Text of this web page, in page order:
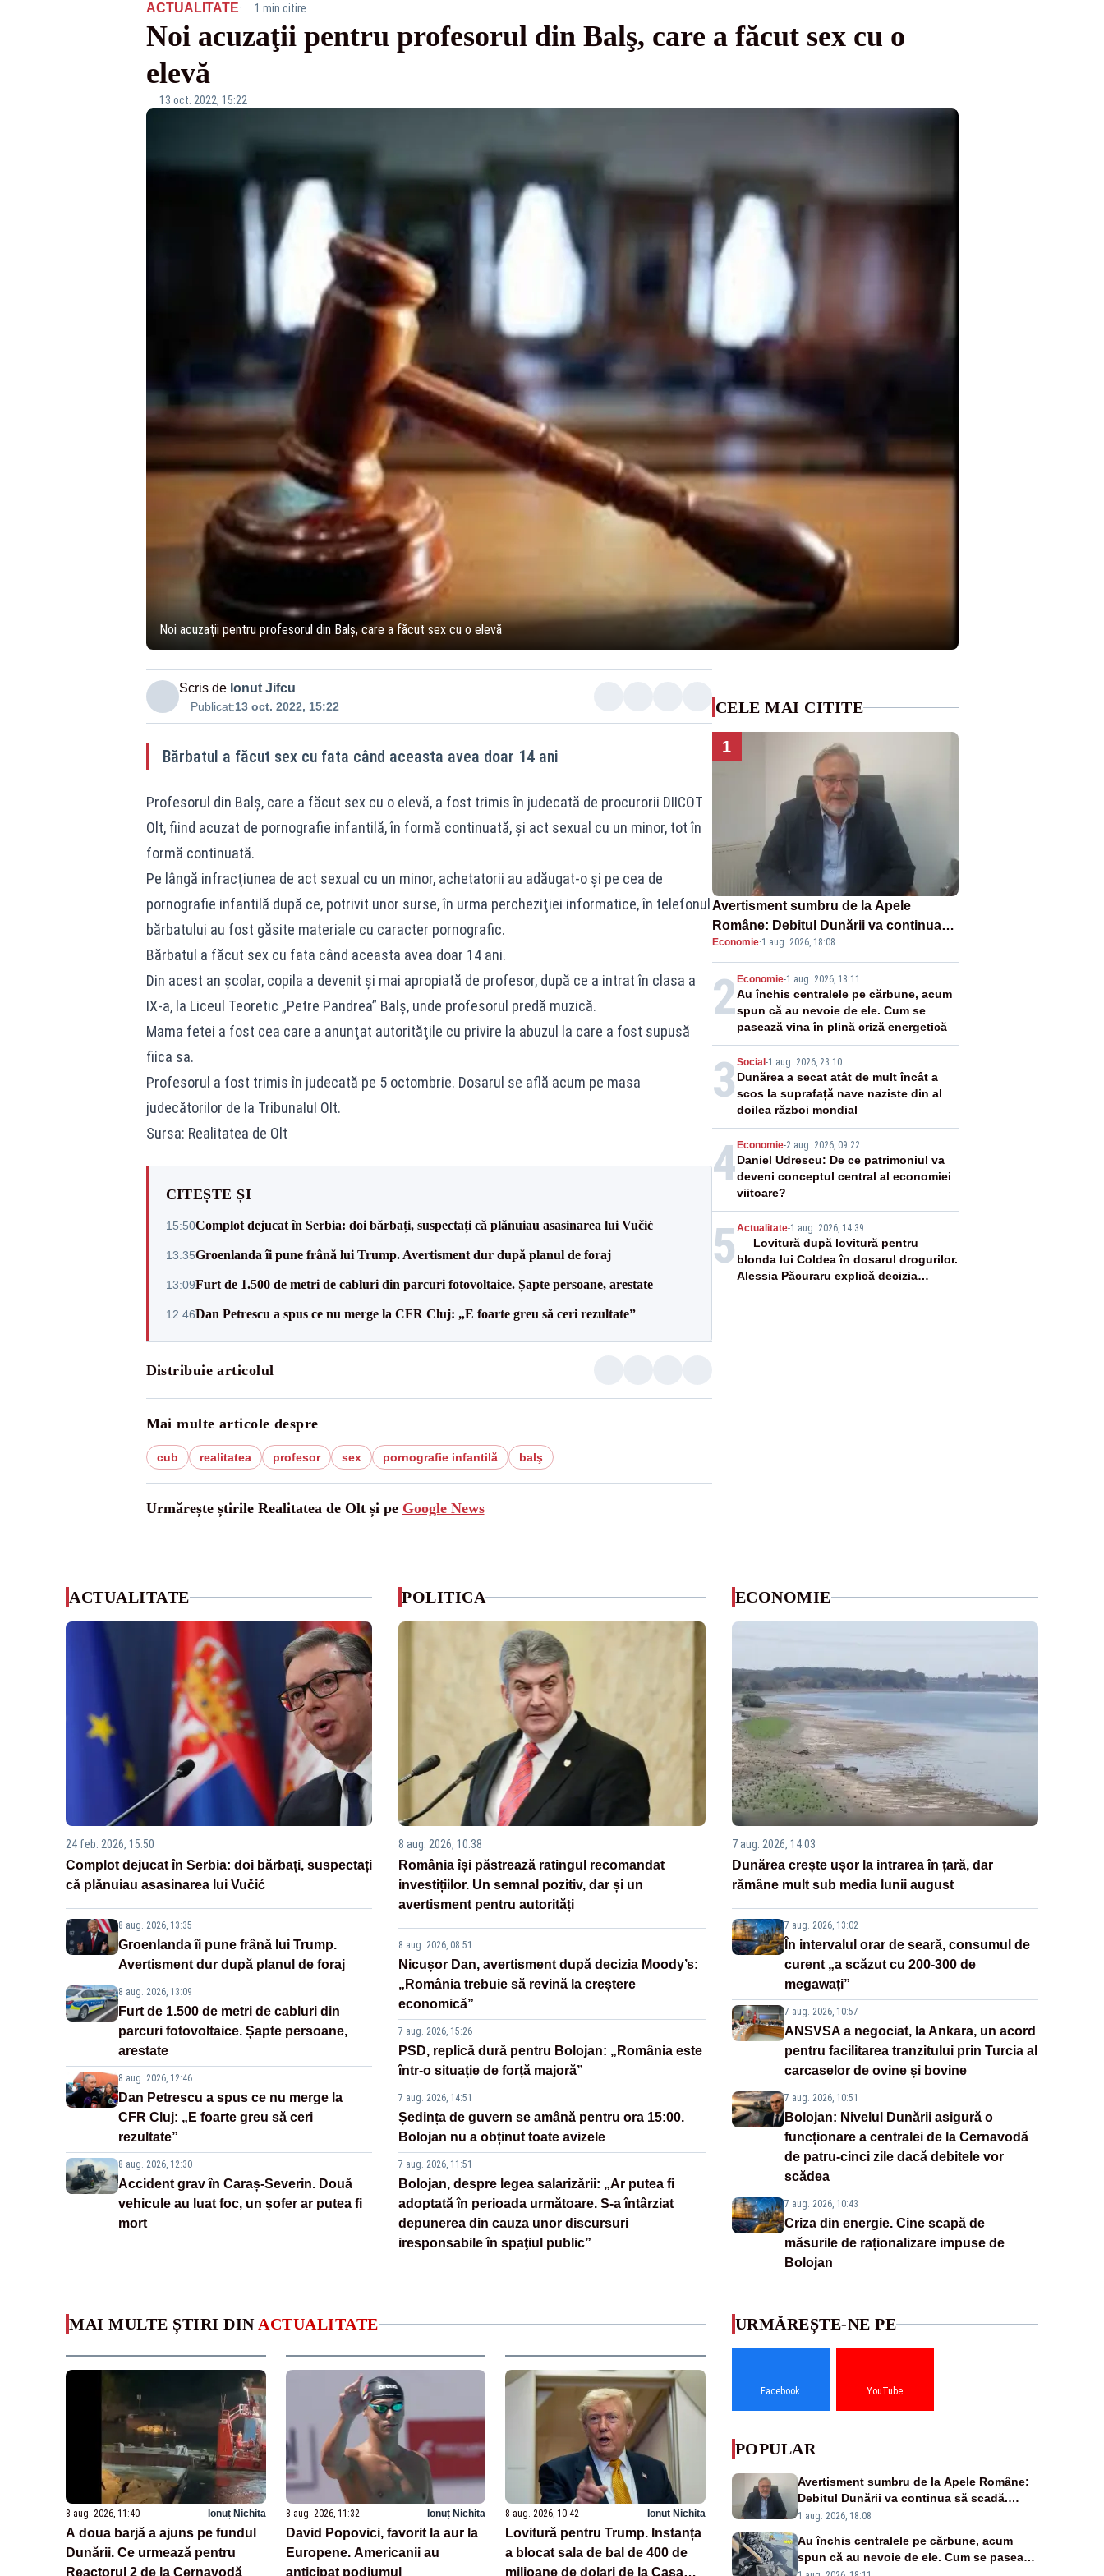
ACTUALITATE· 1 min citire
Noi acuzaţii pentru profesorul din Balş, care a făcut sex cu o
elevă
13 oct. 2022, 15:22
Noi acuzaţii pentru profesorul din Balş, care a făcut sex cu o elevă
Scris de Ionut Jifcu
Publicat:13 oct. 2022, 15:22
Bărbatul a făcut sex cu fata când aceasta avea doar 14 ani
Profesorul din Balş, care a făcut sex cu o elevă, a fost trimis în judecată de procurorii DIICOT
Olt, fiind acuzat de pornografie infantilă, în formă continuată, şi act sexual cu un minor, tot în
formă continuată.
Pe lângă infracţiunea de act sexual cu un minor, achetatorii au adăugat-o şi pe cea de
pornografie infantilă după ce, potrivit unor surse, în urma percheziţiei informatice, în telefonul
bărbatului au fost găsite materiale cu caracter pornografic.
Bărbatul a făcut sex cu fata când aceasta avea doar 14 ani.
Din acest an şcolar, copila a devenit şi mai apropiată de profesor, după ce a intrat în clasa a
IX-a, la Liceul Teoretic „Petre Pandrea” Balş, unde profesorul predă muzică.
Mama fetei a fost cea care a anunţat autorităţile cu privire la abuzul la care a fost supusă
fiica sa.
Profesorul a fost trimis în judecată pe 5 octombrie. Dosarul se află acum pe masa
judecătorilor de la Tribunalul Olt.
Sursa: Realitatea de Olt
CITEȘTE ȘI
15:50Complot dejucat în Serbia: doi bărbați, suspectați că plănuiau asasinarea lui Vučić
13:35Groenlanda îi pune frână lui Trump. Avertisment dur după planul de foraj
13:09Furt de 1.500 de metri de cabluri din parcuri fotovoltaice. Șapte persoane, arestate
12:46Dan Petrescu a spus ce nu merge la CFR Cluj: „E foarte greu să ceri rezultate”
Distribuie articolul
Mai multe articole despre
cub realitatea profesor sex pornografie infantilă balş
Urmărește știrile Realitatea de Olt și pe Google News
CELE MAI CITITE
1
Avertisment sumbru de la Apele
Române: Debitul Dunării va continua
să scadă. Cernavodă s-ar putea închide
în 4 zile
Economie·1 aug. 2026, 18:08
2 Economie-1 aug. 2026, 18:11
Au închis centralele pe cărbune, acum
spun că au nevoie de ele. Cum se
pasează vina în plină criză energetică
3 Social -1 aug. 2026, 23:10
Dunărea a secat atât de mult încât a
scos la suprafață nave naziste din al
doilea război mondial
4 Economie-2 aug. 2026, 09:22
Daniel Udrescu: De ce patrimoniul va
deveni conceptul central al economiei
viitoare?
5 Actualitate-1 aug. 2026, 14:39
Lovitură după lovitură pentru
blonda lui Coldea în dosarul drogurilor.
Alessia Păcuraru explică decizia
ACTUALITATE
24 feb. 2026, 15:50
Complot dejucat în Serbia: doi bărbați, suspectați
că plănuiau asasinarea lui Vučić
8 aug. 2026, 13:35
Groenlanda îi pune frână lui Trump.
Avertisment dur după planul de foraj
8 aug. 2026, 13:09
Furt de 1.500 de metri de cabluri din
parcuri fotovoltaice. Șapte persoane,
arestate
8 aug. 2026, 12:46
Dan Petrescu a spus ce nu merge la
CFR Cluj: „E foarte greu să ceri
rezultate”
8 aug. 2026, 12:30
Accident grav în Caraș-Severin. Două
vehicule au luat foc, un șofer ar putea fi
mort
POLITICA
8 aug. 2026, 10:38
România își păstrează ratingul recomandat
investițiilor. Un semnal pozitiv, dar și un
avertisment pentru autorități
8 aug. 2026, 08:51
Nicușor Dan, avertisment după decizia Moody’s:
„România trebuie să revină la creștere
economică”
7 aug. 2026, 15:26
PSD, replică dură pentru Bolojan: „România este
într-o situație de forță majoră”
7 aug. 2026, 14:51
Ședința de guvern se amână pentru ora 15:00.
Bolojan nu a obținut toate avizele
7 aug. 2026, 11:51
Bolojan, despre legea salarizării: „Ar putea fi
adoptată în perioada următoare. S-a întârziat
depunerea din cauza unor discursuri
iresponsabile în spaţiul public”
ECONOMIE
7 aug. 2026, 14:03
Dunărea crește ușor la intrarea în țară, dar
rămâne mult sub media lunii august
7 aug. 2026, 13:02
În intervalul orar de seară, consumul de
curent „a scăzut cu 200-300 de
megawați”
7 aug. 2026, 10:57
ANSVSA a negociat, la Ankara, un acord
pentru facilitarea tranzitului prin Turcia al
carcaselor de ovine și bovine
7 aug. 2026, 10:51
Bolojan: Nivelul Dunării asigură o
funcționare a centralei de la Cernavodă
de patru-cinci zile dacă debitele vor
scădea
7 aug. 2026, 10:43
Criza din energie. Cine scapă de
măsurile de raționalizare impuse de
Bolojan
MAI MULTE ȘTIRI DIN ACTUALITATE
8 aug. 2026, 11:40 Ionuț Nichita
A doua barjă a ajuns pe fundul
Dunării. Ce urmează pentru
Reactorul 2 de la Cernavodă
8 aug. 2026, 11:32 Ionuț Nichita
David Popovici, favorit la aur la
Europene. Americanii au
anticipat podiumul
8 aug. 2026, 10:42 Ionuț Nichita
Lovitură pentru Trump. Instanța
a blocat sala de bal de 400 de
milioane de dolari de la Casa
URMĂREȘTE-NE PE
Facebook YouTube
POPULAR
Avertisment sumbru de la Apele Române:
Debitul Dunării va continua să scadă.
Cernavodă s-ar putea închide în 4 zile
1 aug. 2026, 18:08
Au închis centralele pe cărbune, acum
spun că au nevoie de ele. Cum se pasează